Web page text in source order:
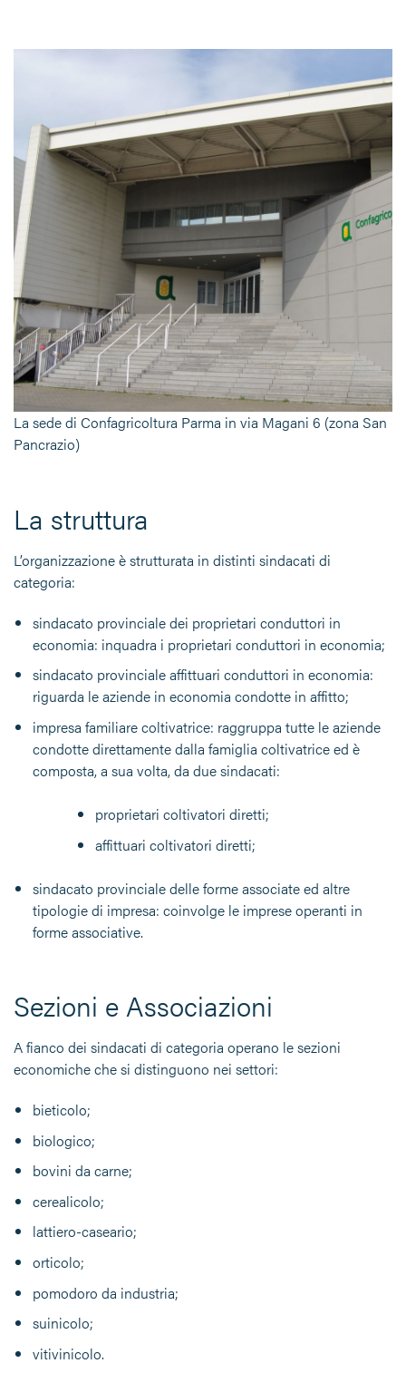
La sede di Confagricoltura Parma in via Magani 6 (zona San
Pancrazio)
La struttura
L’organizzazione è strutturata in distinti sindacati di
categoria:
sindacato provinciale dei proprietari conduttori in
economia: inquadra i proprietari conduttori in economia;
sindacato provinciale affittuari conduttori in economia:
riguarda le aziende in economia condotte in affitto;
impresa familiare coltivatrice: raggruppa tutte le aziende
condotte direttamente dalla famiglia coltivatrice ed è
composta, a sua volta, da due sindacati:
proprietari coltivatori diretti;
affittuari coltivatori diretti;
sindacato provinciale delle forme associate ed altre
tipologie di impresa: coinvolge le imprese operanti in
forme associative.
Sezioni e Associazioni
A fianco dei sindacati di categoria operano le sezioni
economiche che si distinguono nei settori:
bieticolo;
biologico;
bovini da carne;
cerealicolo;
lattiero-caseario;
orticolo;
pomodoro da industria;
suinicolo;
vitivinicolo.